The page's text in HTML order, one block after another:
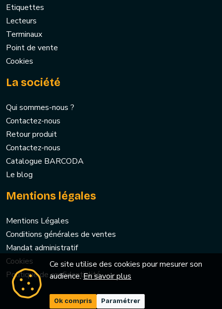
Etiquettes
Lecteurs
Terminaux
Point de vente
Cookies
La société
Qui sommes-nous ?
Contactez-nous
Retour produit
Contactez-nous
Catalogue BARCODA
Le blog
Mentions légales
Mentions Légales
Conditions générales de ventes
Mandat administratif
Cookies
Politique de confidentialité
Ce site utilise des cookies pour mesurer son
audience.En savoir plus
Ok compris Paramétrer